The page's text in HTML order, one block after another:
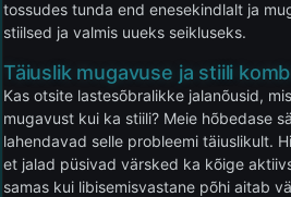
tossudes tunda end enesekindlalt ja
stiilsed ja valmis uueks seikluseks.
Täiuslik mugavuse ja stiili
Kas otsite lastesõbralikke jalanõusid,
mugavust kui ka stiili? Meie hõbedase
lahendavad selle probleemi täiuslikult.
et jalad püsivad värsked ka kõige
samas kui libisemisvastane põhi aitab